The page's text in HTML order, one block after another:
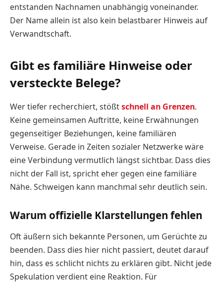
entstanden Nachnamen unabhängig voneinander.
Der Name allein ist also kein belastbarer Hinweis auf
Verwandtschaft.
Gibt es familiäre Hinweise oder
versteckte Belege?
Wer tiefer recherchiert, stößtschnell an Grenzen.
Keine gemeinsamen Auftritte, keine Erwähnungen
gegenseitiger Beziehungen, keine familiären
Verweise. Gerade in Zeiten sozialer Netzwerke wäre
eine Verbindung vermutlich längst sichtbar. Dass dies
nicht der Fall ist, spricht eher gegen eine familiäre
Nähe. Schweigen kann manchmal sehr deutlich sein.
Warum offizielle Klarstellungen fehlen
Oft äußern sich bekannte Personen, um Gerüchte zu
beenden. Dass dies hier nicht passiert, deutet darauf
hin, dass es schlicht nichts zu erklären gibt. Nicht jede
Spekulation verdient eine Reaktion. Für